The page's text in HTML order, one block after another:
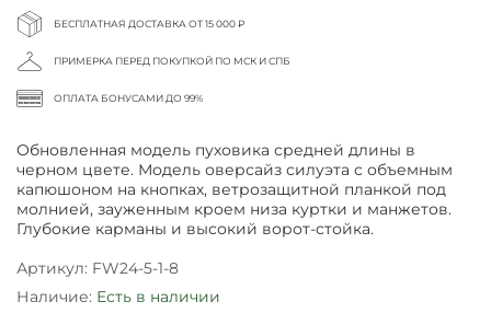
БЕСПЛАТНАЯ ДОСТАВКА ОТ 15 000 ₽
ПРИМЕРКА ПЕРЕД ПОКУПКОЙ ПО МСК И СПБ
ОПЛАТА БОНУСАМИ ДО 99%
Обновленная модель пуховика средней длины в
черном цвете. Модель оверсайз силуэта с объемным
капюшоном на кнопках, ветрозащитной планкой под
молнией, зауженным кроем низа куртки и манжетов.
Глубокие карманы и высокий ворот-стойка.
Артикул: FW24-5-1-8
Наличие: Есть в наличии